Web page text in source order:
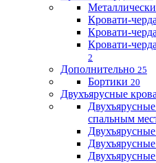
Кровати-
Кровати-
Кровати-
2
Дополнительно 25
Бортики 20
Двухъярусные
спальным